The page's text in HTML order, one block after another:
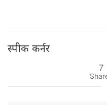
स्पीक कर्नर
7